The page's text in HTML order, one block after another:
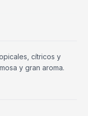
cítricos y
y gran aroma.